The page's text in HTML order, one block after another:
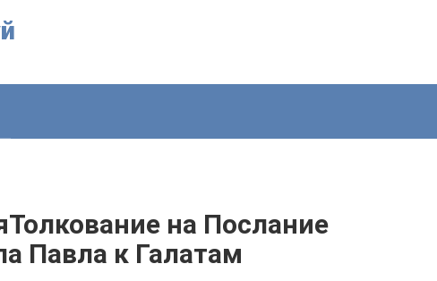
на Послание
Павла к Галатам